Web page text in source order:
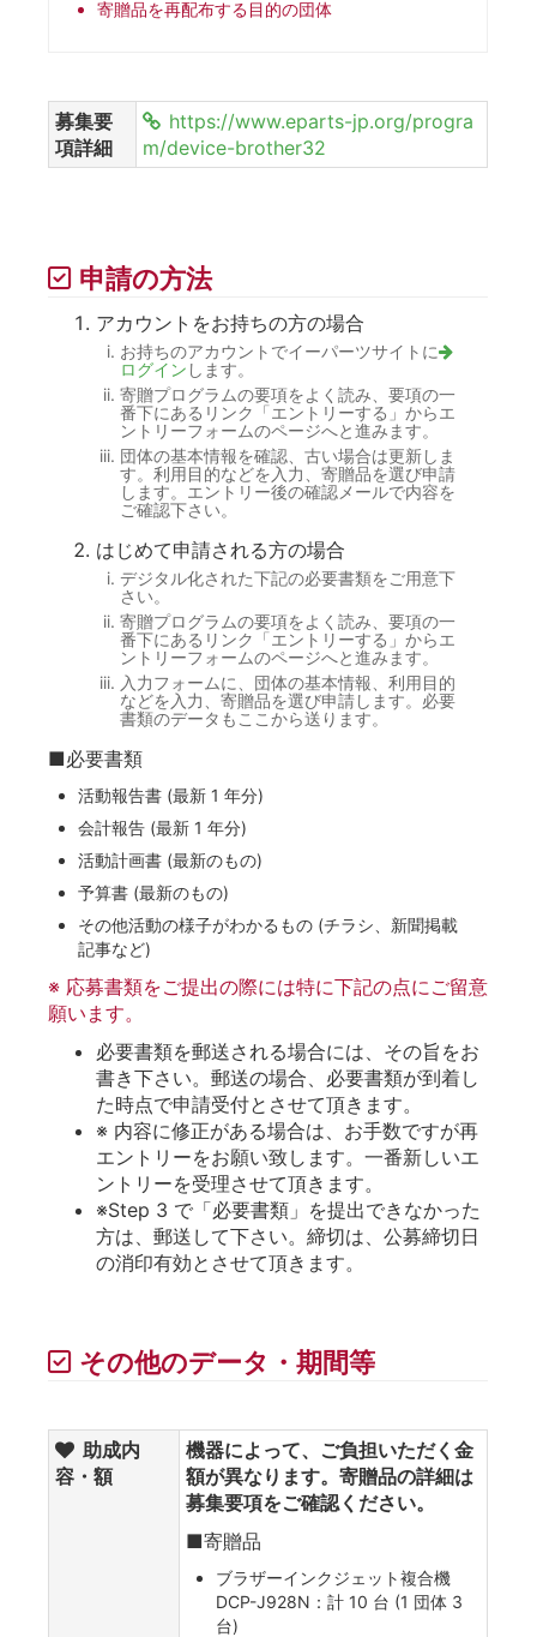
寄贈品を再配布する目的の団体
募集要
項詳細
https://www.eparts-jp.org/progra
m/device-brother32
申請の方法
アカウントをお持ちの方の場合
お持ちのアカウントでイーパーツサイトに
ログイン します。
寄贈プログラムの要項をよく読み、要項の一
番下にあるリンク「エントリーする」からエ
ントリーフォームのページへと進みます。
団体の基本情報を確認、古い場合は更新しま
す。利用目的などを入力、寄贈品を選び申請
します。エントリー後の確認メールで内容を
ご確認下さい。
はじめて申請される方の場合
デジタル化された下記の必要書類をご用意下
さい。
寄贈プログラムの要項をよく読み、要項の一
番下にあるリンク「エントリーする」からエ
ントリーフォームのページへと進みます。
入力フォームに、団体の基本情報、利用目的
などを入力、寄贈品を選び申請します。必要
書類のデータもここから送ります。
■必要書類
活動報告書 (最新 1 年分)
会計報告 (最新 1 年分)
活動計画書 (最新のもの)
予算書 (最新のもの)
その他活動の様子がわかるもの (チラシ、新聞掲載
記事など)
※ 応募書類をご提出の際には特に下記の点にご留意
願います。
必要書類を郵送される場合には、その旨をお
書き下さい。郵送の場合、必要書類が到着し
た時点で申請受付とさせて頂きます。
※ 内容に修正がある場合は、お手数ですが再
エントリーをお願い致します。一番新しいエ
ントリーを受理させて頂きます。
※Step 3 で「必要書類」を提出できなかった
方は、郵送して下さい。締切は、公募締切日
の消印有効とさせて頂きます。
その他のデータ・期間等
助成内
容・額
機器によって、ご負担いただく金
額が異なります。寄贈品の詳細は
募集要項をご確認ください。
■寄贈品
ブラザーインクジェット複合機
DCP-J928N：計 10 台 (1 団体 3
台)